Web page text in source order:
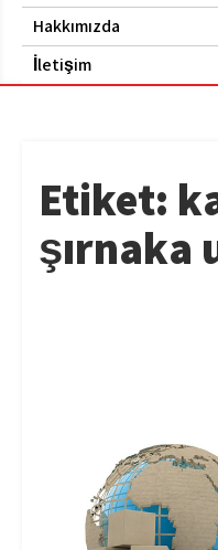
Hakkımızda
İletişim
Etiket:
şırnaka